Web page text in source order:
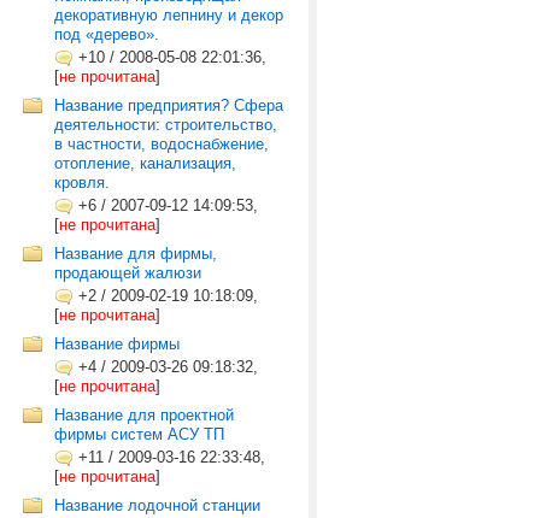
декоративную лепнину и декор
под «дерево».
+10 / 2008-05-08 22:01:36,
[не прочитана]
Название предприятия? Сфера
деятельности: строительство,
в частности, водоснабжение,
отопление, канализация,
кровля.
+6 / 2007-09-12 14:09:53,
[не прочитана]
Название для фирмы,
продающей жалюзи
+2 / 2009-02-19 10:18:09,
[не прочитана]
Название фирмы
+4 / 2009-03-26 09:18:32,
[не прочитана]
Название для проектной
фирмы систем АСУ ТП
+11 / 2009-03-16 22:33:48,
[не прочитана]
Название лодочной станции